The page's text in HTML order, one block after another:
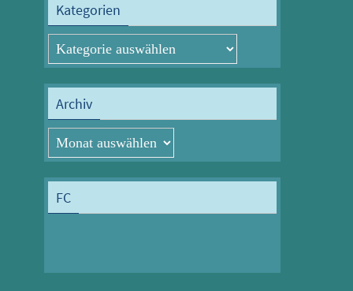
Kategorien
Kategorien
Archiv
Archiv
FC